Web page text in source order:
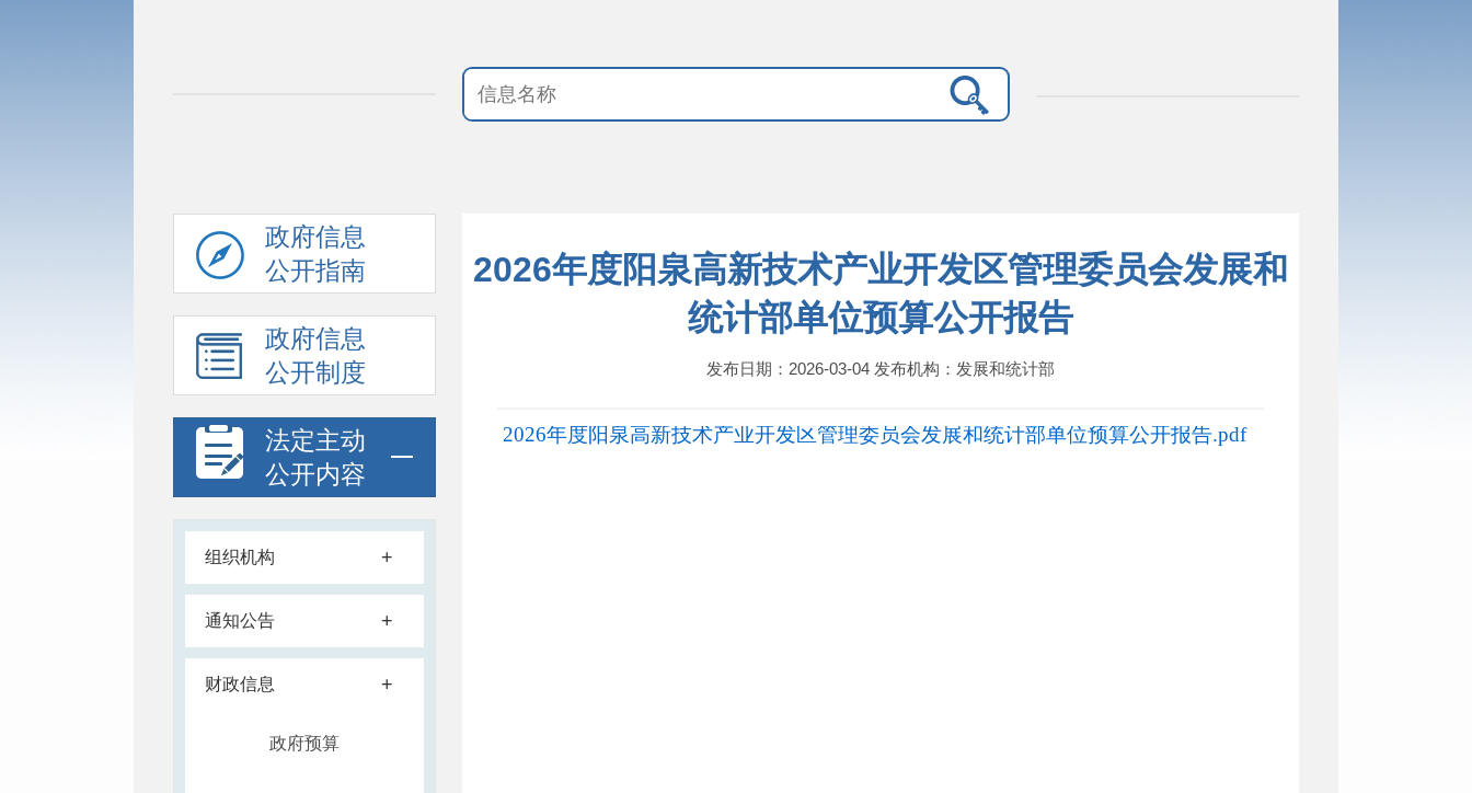
政府信息
公开指南
政府信息
公开制度
法定主动
公开内容
组织机构 +
通知公告 +
财政信息 +
政府预算
2026年度阳泉高新技术产业开发区管理委员会发展和
统计部单位预算公开报告
发布日期：2026-03-04 发布机构：发展和统计部
2026年度阳泉高新技术产业开发区管理委员会发展和统计部单位预算公开报告.pdf